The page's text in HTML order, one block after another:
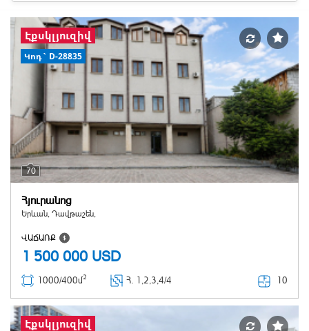
70
Կոդ` D-28835
Էքսկլյուզիվ
Հյուրանոց
Երևան, Դավթաշեն,
ՎԱՃԱՌՔ
1 500 000 USD
1000/400մ2 Հ. 1,2,3,4/4 10
Էքսկլյուզիվ